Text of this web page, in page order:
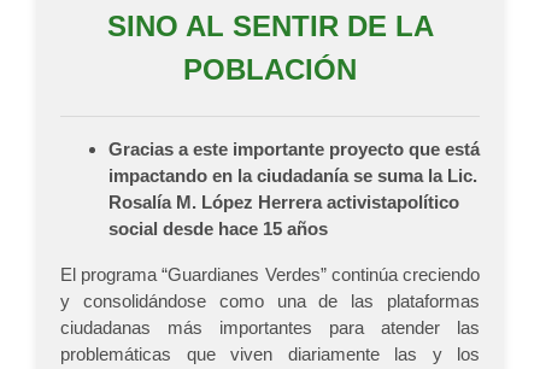
SINO AL SENTIR DE LA
POBLACIÓN
Gracias a este importante proyecto que está
impactando en la ciudadanía se suma la Lic.
Rosalía M. López Herrera activistapolítico
social desde hace 15 años
El programa “Guardianes Verdes” continúa creciendo
y consolidándose como una de las plataformas
ciudadanas más importantes para atender las
problemáticas que viven diariamente las y los